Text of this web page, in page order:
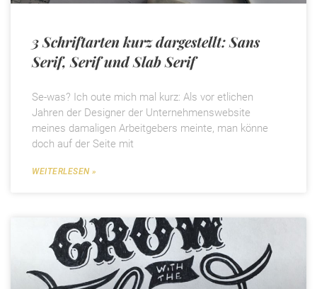
3 Schriftarten kurz dargestellt: Sans
Serif, Serif und Slab Serif
Se-was? Ich oute mich mal kurz: Als vor etlichen
Jahren der Designer der Unternehmenswebsite
meines damaligen Arbeitgebers meinte, man könne
doch auf der Seite mit
WEITERLESEN »